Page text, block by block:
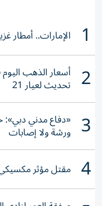
1 الإمارات.. أمطار
2 تحديث لعيار 21
3 «دفاع مدني
ورشة ولا إصابات
4 مقتل مؤثر